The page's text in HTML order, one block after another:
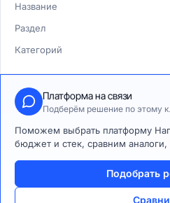
Название
Раздел
Категорий
Платформа на связи
Подберём решение по этому
Поможем выбрать платформу
бюджет и стек, сравним
Подобрать